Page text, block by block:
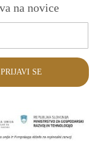
na novice
PRIJAVI SE